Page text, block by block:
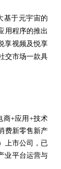
基于元宇宙的
用程序的推出
享视频及悦享
交市场一款具
商+应用+技术
费新零售新产
上市公司，已
业平台运营与